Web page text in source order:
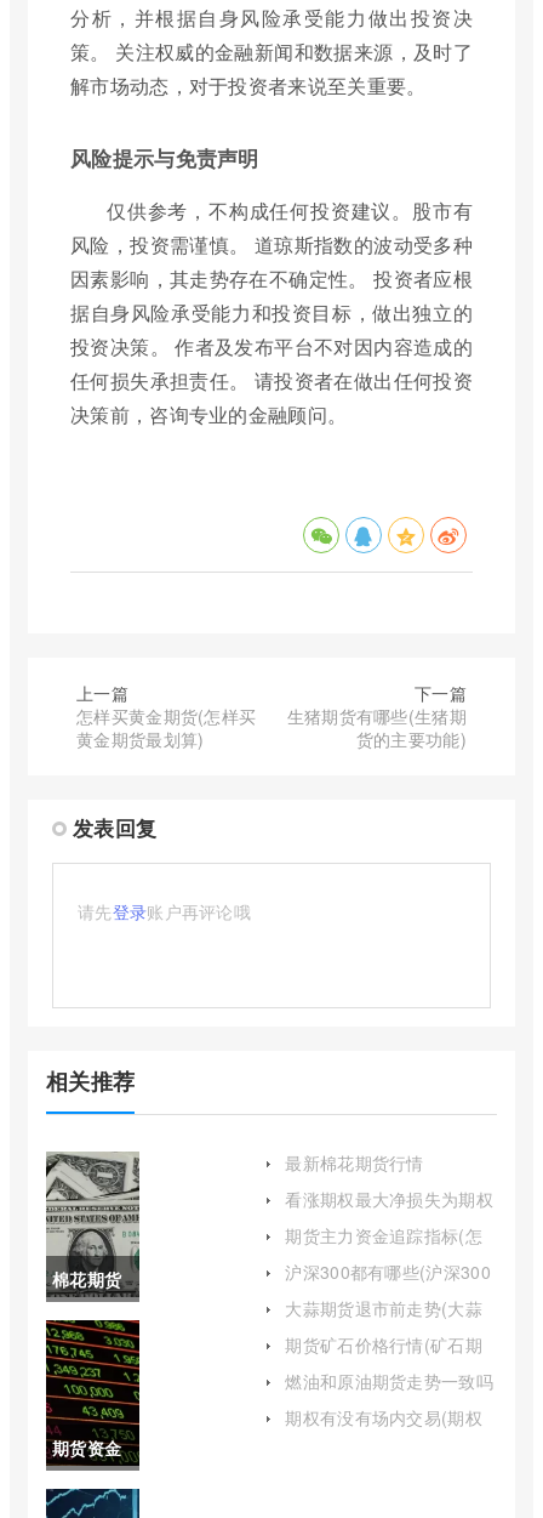
分析，并根据自身风险承受能力做出投资决
策。 关注权威的金融新闻和数据来源，及时了
解市场动态，对于投资者来说至关重要。
风险提示与免责声明
仅供参考，不构成任何投资建议。股市有
风险，投资需谨慎。 道琼斯指数的波动受多种
因素影响，其走势存在不确定性。 投资者应根
据自身风险承受能力和投资目标，做出独立的
投资决策。 作者及发布平台不对因内容造成的
任何损失承担责任。 请投资者在做出任何投资
决策前，咨询专业的金融顾问。
上一篇
怎样买黄金期货(怎样买
黄金期货最划算)
下一篇
生猪期货有哪些(生猪期
货的主要功能)
发表回复
请先登录账户再评论哦
相关推荐
棉花期货
走势图最
新(美国棉
花期货走
势图)
期货资金
成本怎么
最新棉花期货行情
24050(最新棉花期货行情
240508)
看涨期权最大净损失为期权
费用(看涨期权的价格与执
行价格的关系)
期货主力资金追踪指标(怎
么看期货品种实时主力资
金)
沪深300都有哪些(沪深300
指数基金哪个好)
大蒜期货退市前走势(大蒜
期货上市时间)
期货矿石价格行情(矿石期
货走势图动态)
燃油和原油期货走势一致吗
(燃油与原油期货的关系)
期权有没有场内交易(期权